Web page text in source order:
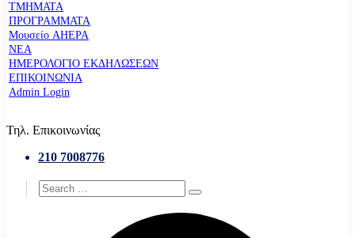
ΤΜΗΜΑΤΑ
ΠΡΟΓΡΑΜΜΑΤΑ
Μουσείο AHEPA
ΝΕΑ
ΗΜΕΡΟΛΟΓΙΟ ΕΚΔΗΛΩΣΕΩΝ
ΕΠΙΚΟΙΝΩΝΙΑ
Admin Login
Τηλ. Επικοινωνίας
210 7008776